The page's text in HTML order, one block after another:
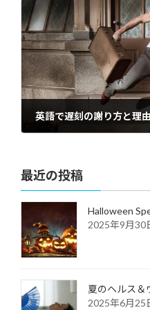
英語で遅刻の謝り方と理
最近の投稿
Halloween
2025年9月30
夏のヘルス＆
2025年6月25